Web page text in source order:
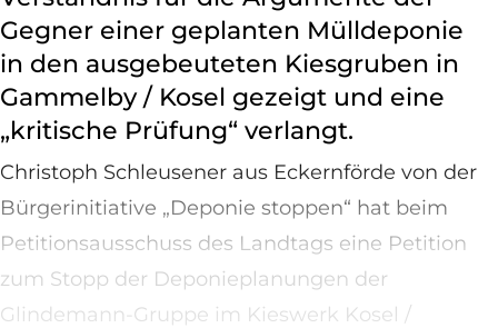
Gegner einer geplanten Mülldeponie
in den ausgebeuteten Kiesgruben in
Gammelby / Kosel gezeigt und eine
„kritische Prüfung“ verlangt.
Christoph Schleusener aus Eckernförde von der
Bürgerinitiative „Deponie stoppen“ hat beim
Petitionsausschuss des Landtags eine Petition
zum Stopp der Deponieplanungen der
Glindemann-Gruppe im Kieswerk Kosel /